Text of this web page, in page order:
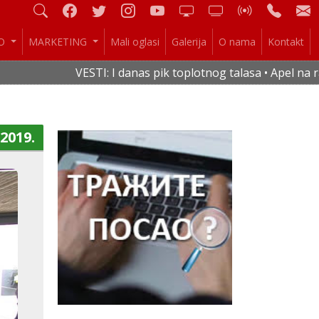
MARKETING Mali oglasi Galerija O nama Kontakt
VESTI: I danas pik toplotnog talasa • Apel na